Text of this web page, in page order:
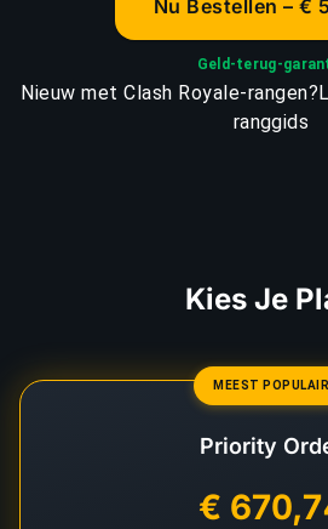
Nu Bestellen – €
Geld-terug-
Nieuw met Clash Royale-rangen?
ranggids
Kies Je
MEEST POPULAIR
Priority
€